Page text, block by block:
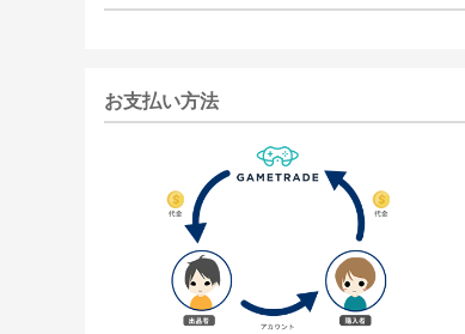
お支払い方法